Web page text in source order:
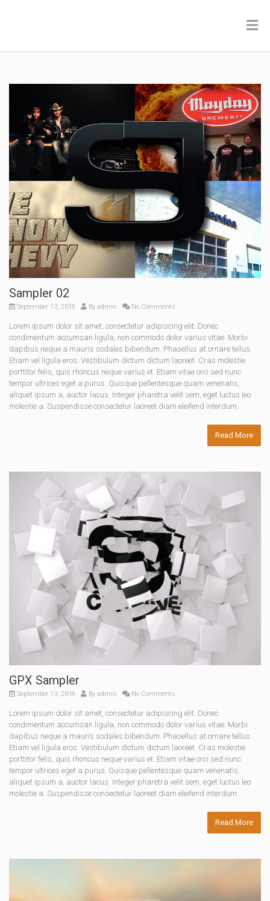
Sampler 02
September 13, 2018 By admin No Comments
Lorem ipsum dolor sit amet, consectetur adipiscing elit. Donec
condimentum accumsan ligula, non commodo dolor varius vitae. Morbi
dapibus neque a mauris sodales bibendum. Phasellus at ornare tellus.
Etiam vel ligula eros. Vestibulum dictum dictum laoreet. Cras molestie
porttitor felis, quis rhoncus neque varius et. Etiam vitae orci sed nunc
tempor ultrices eget a purus. Quisque pellentesque quam venenatis,
aliquet ipsum a, auctor lacus. Integer pharetra velit sem, eget luctus leo
molestie a. Suspendisse consectetur laoreet diam eleifend interdum.
Read More
GPX Sampler
September 13, 2018 By admin No Comments
Lorem ipsum dolor sit amet, consectetur adipiscing elit. Donec
condimentum accumsan ligula, non commodo dolor varius vitae. Morbi
dapibus neque a mauris sodales bibendum. Phasellus at ornare tellus.
Etiam vel ligula eros. Vestibulum dictum dictum laoreet. Cras molestie
porttitor felis, quis rhoncus neque varius et. Etiam vitae orci sed nunc
tempor ultrices eget a purus. Quisque pellentesque quam venenatis,
aliquet ipsum a, auctor lacus. Integer pharetra velit sem, eget luctus leo
molestie a. Suspendisse consectetur laoreet diam eleifend interdum.
Read More